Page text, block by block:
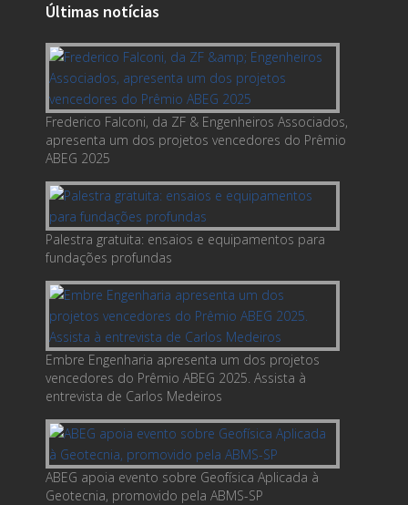
Últimas notícias
Frederico Falconi, da ZF & Engenheiros Associados,
apresenta um dos projetos vencedores do Prêmio
ABEG 2025
Palestra gratuita: ensaios e equipamentos para
fundações profundas
Embre Engenharia apresenta um dos projetos
vencedores do Prêmio ABEG 2025. Assista à
entrevista de Carlos Medeiros
ABEG apoia evento sobre Geofísica Aplicada à
Geotecnia, promovido pela ABMS-SP